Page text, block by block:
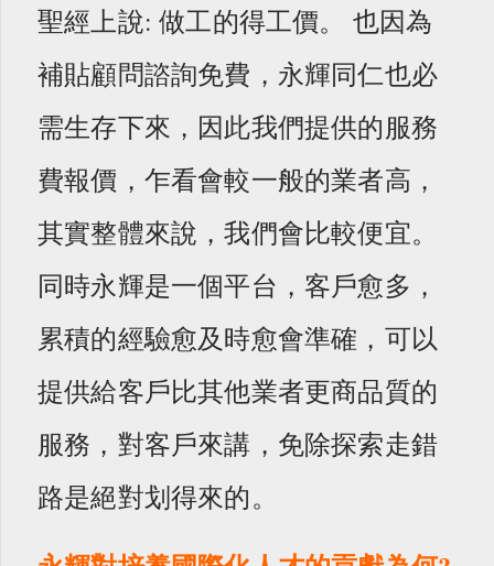
聖經上說: 做工的得工價。 也因為
補貼顧問諮詢免費，永輝同仁也必
需生存下來，因此我們提供的服務
費報價，乍看會較一般的業者高，
其實整體來說，我們會比較便宜。
同時永輝是一個平台，客戶愈多，
累積的經驗愈及時愈會準確，可以
提供給客戶比其他業者更商品質的
服務，對客戶來講，免除探索走錯
路是絕對划得來的。